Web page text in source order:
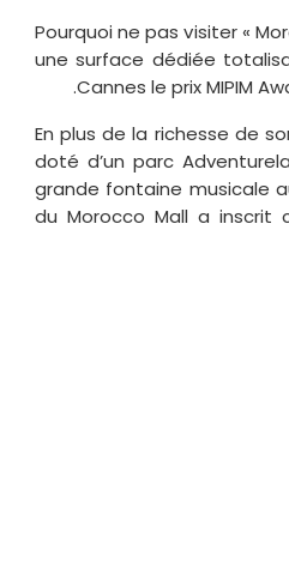
Pourquoi ne pas visiter «
une surface dédiée
Cannes le prix MIPIM
En plus de la richesse de
doté d’un parc
grande fontaine musicale
du Morocco Mall a inscrit